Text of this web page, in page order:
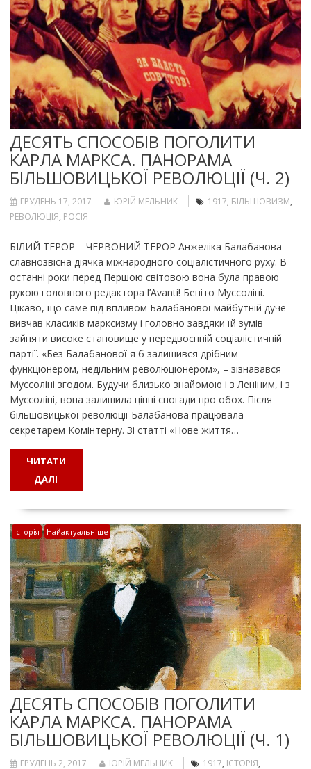
ДЕСЯТЬ СПОСОБІВ ПОГОЛИТИ
КАРЛА МАРКСА. ПАНОРАМА
БІЛЬШОВИЦЬКОЇ РЕВОЛЮЦІЇ (Ч. 2)
ГРУДЕНЬ 17, 2017 ЮРІЙ МЕЛЬНИК 1917, БІЛЬШОВИЗМ,
РЕВОЛЮЦІЯ, РОСІЯ
БІЛИЙ ТЕРОР – ЧЕРВОНИЙ ТЕРОР Анжеліка Балабанова –
славнозвісна діячка міжнародного соціалістичного руху. В
останні роки перед Першою світовою вона була правою
рукою головного редактора l’Avanti! Беніто Муссоліні.
Цікаво, що саме під впливом Балабанової майбутній дуче
вивчав класиків марксизму і головно завдяки їй зумів
зайняти високе становище у передвоєнній соціалістичній
партії. «Без Балабанової я б залишився дрібним
функціонером, недільним революціонером», – зізнавався
Муссоліні згодом. Будучи близько знайомою і з Леніним, і з
Муссоліні, вона залишила цінні спогади про обох. Після
більшовицької революції Балабанова працювала
секретарем Комінтерну. Зі статті «Нове життя…
ЧИТАТИ
ДАЛІ
Історія Найактуальніше
ДЕСЯТЬ СПОСОБІВ ПОГОЛИТИ
КАРЛА МАРКСА. ПАНОРАМА
БІЛЬШОВИЦЬКОЇ РЕВОЛЮЦІЇ (Ч. 1)
ГРУДЕНЬ 2, 2017 ЮРІЙ МЕЛЬНИК 1917, ІСТОРІЯ,